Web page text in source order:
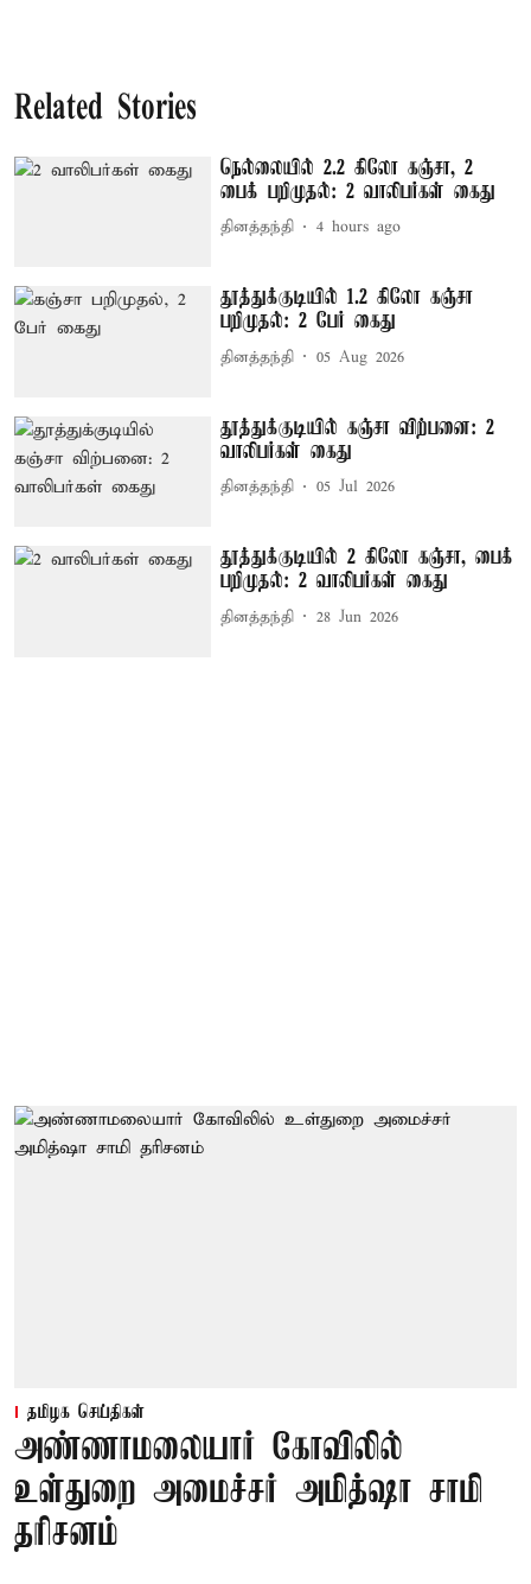
Related Stories
நெல்லையில் 2.2 கிலோ கஞ்சா, 2
பைக் பறிமுதல்: 2 வாலிபர்கள் கைது
தினத்தந்தி 4 hours ago
தூத்துக்குடியில் 1.2 கிலோ கஞ்சா
பறிமுதல்: 2 பேர் கைது
தினத்தந்தி 05 Aug 2026
தூத்துக்குடியில் கஞ்சா விற்பனை: 2
வாலிபர்கள் கைது
தினத்தந்தி 05 Jul 2026
தூத்துக்குடியில் 2 கிலோ கஞ்சா, பைக்
பறிமுதல்: 2 வாலிபர்கள் கைது
தினத்தந்தி 28 Jun 2026
தமிழக செய்திகள்
அண்ணாமலையார் கோவிலில்
உள்துறை அமைச்சர் அமித்ஷா சாமி
தரிசனம்